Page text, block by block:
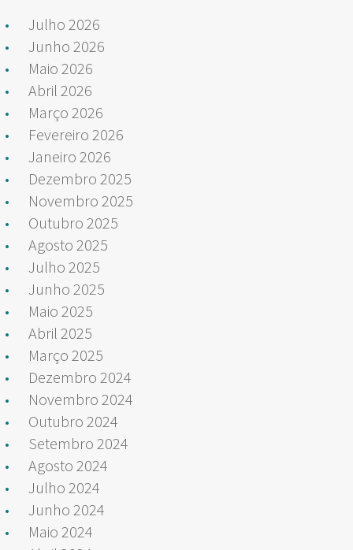
Julho 2026
Junho 2026
Maio 2026
Abril 2026
Março 2026
Fevereiro 2026
Janeiro 2026
Dezembro 2025
Novembro 2025
Outubro 2025
Agosto 2025
Julho 2025
Junho 2025
Maio 2025
Abril 2025
Março 2025
Dezembro 2024
Novembro 2024
Outubro 2024
Setembro 2024
Agosto 2024
Julho 2024
Junho 2024
Maio 2024